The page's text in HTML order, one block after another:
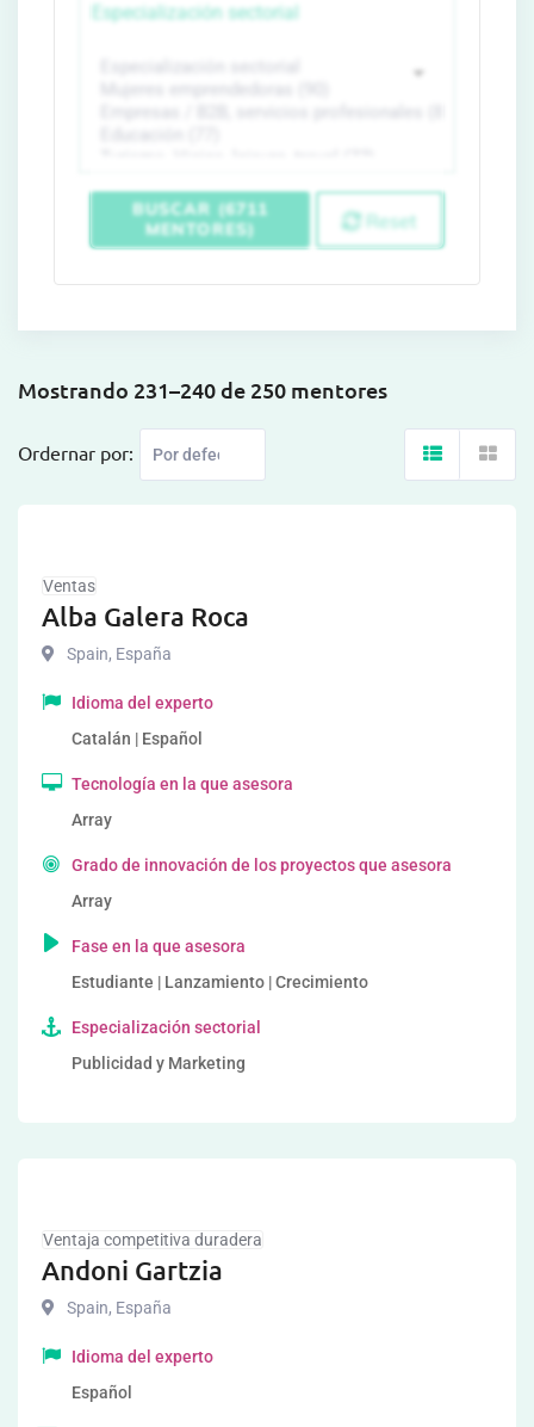
Especialización sectorial
BUSCAR (6711
MENTORES)
Reset
Mostrando 231–240 de 250 mentores
Ordernar por:
Ventas
Alba Galera Roca
Spain, España
Idioma del experto
Catalán | Español
Tecnología en la que asesora
Array
Grado de innovación de los proyectos que asesora
Array
Fase en la que asesora
Estudiante | Lanzamiento | Crecimiento
Especialización sectorial
Publicidad y Marketing
Ventaja competitiva duradera
Andoni Gartzia
Spain, España
Idioma del experto
Español